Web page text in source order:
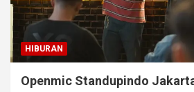
HIBURAN
Openmic Standupindo